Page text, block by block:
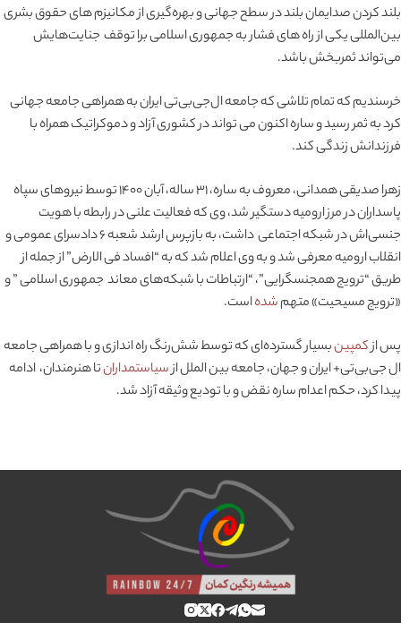
بلند کردن صدایمان بلند در سطح جهانی و بهره‌گیری از مکانیزم های حقوق بشری
بین‌المللی یکی از راه های فشار به جمهوری اسلامی برا توقف جنایت‌هایش
می‌تواند ثمربخش باشد.
خرسندیم که تمام تلاشی که جامعه ال‌جی‌بی‌تی ایران به همراهی جامعه جهانی
کرد به ثمر رسید و ساره اکنون می تواند در کشوری آزاد و دموکراتیک همراه با
فرزندانش زندگی کند.
زهرا صدیقی همدانی، معروف به ساره، ۳۱ ساله، آبان ۱۴۰۰ توسط نیروهای سپاه
پاسداران در مرز ارومیه دستگیر شد، وی که فعالیت علنی در رابطه با هویت
جنسی‌اش در شبکه اجتماعی داشت، به بازپرس ارشد شعبه ۶ دادسرای عمومی و
انقلاب ارومیه معرفی شد و به وی اعلام شد که به “افساد فی الارض” از جمله از
طریق “ترویج همجنسگرایی”، “ارتباطات با شبکه‌های معاند جمهوری اسلامی ” و
«ترویج مسیحیت» متهمشدهاست.
پس ازکمپینبسیار گسترده‌ای که توسط شش‌رنگ راه اندازی و با همراهی جامعه
ال جی‌بی‌تی+ ایران و جهان، جامعه بین الملل ازسیاستمدارانتا هنرمندان، ادامه
پیدا کرد، حکم اعدام ساره نقض و با تودیع وثیقه آزاد شد.